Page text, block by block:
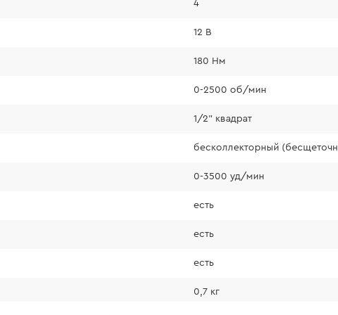
даже одной рукой.
использования
• LED-подсветка
упрощая работу в
4
12 В
180 Нм
0-2500 об/мин
1/2" квадрат
бесколлекторный
0-3500 уд/мин
есть
есть
есть
0,7 кг